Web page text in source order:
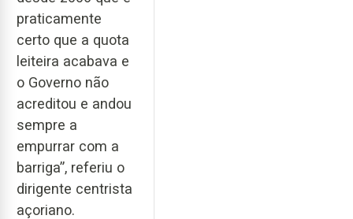
praticamente
certo que a quota
leiteira acabava e
o Governo não
acreditou e andou
sempre a
empurrar com a
barriga”, referiu o
dirigente centrista
açoriano.